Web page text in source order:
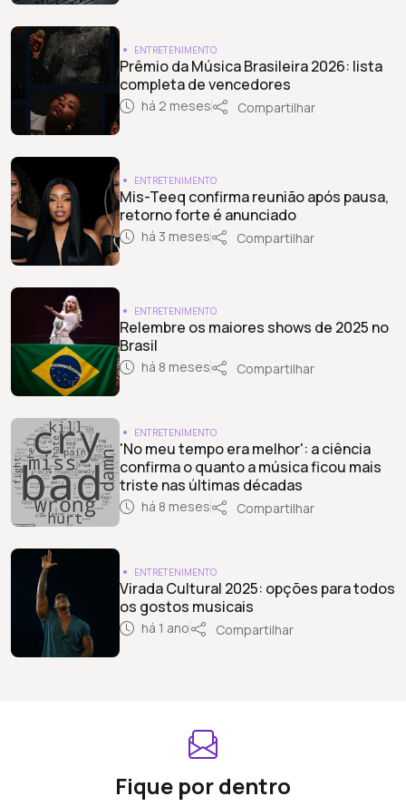
ENTRETENIMENTO
Prêmio da Música Brasileira 2026: lista
completa de vencedores
há 2 meses Compartilhar
ENTRETENIMENTO
Mis-Teeq confirma reunião após pausa,
retorno forte é anunciado
há 3 meses Compartilhar
ENTRETENIMENTO
Relembre os maiores shows de 2025 no
Brasil
há 8 meses Compartilhar
ENTRETENIMENTO
'No meu tempo era melhor': a ciência
confirma o quanto a música ficou mais
triste nas últimas décadas
há 8 meses Compartilhar
ENTRETENIMENTO
Virada Cultural 2025: opções para todos
os gostos musicais
há 1 ano Compartilhar
Fique por dentro